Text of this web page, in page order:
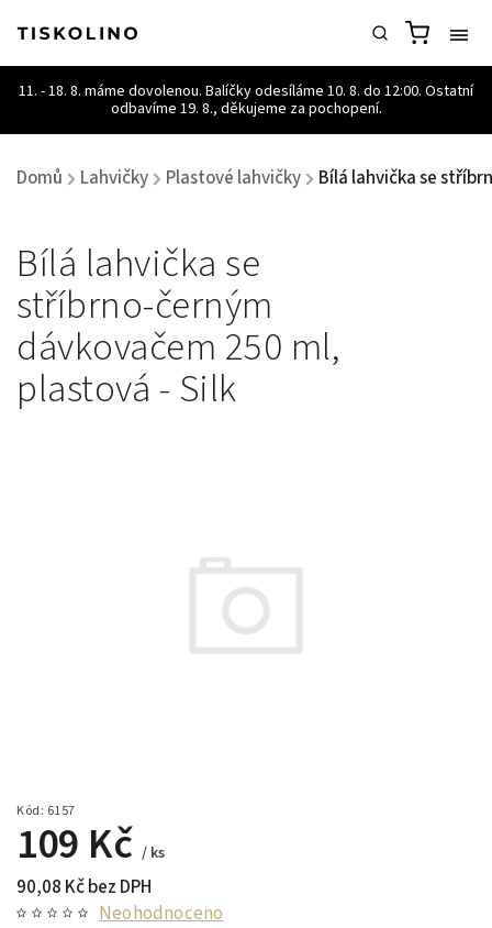
Domů / Lahvičky / Plastové lahvičky / Bílá lahvička se
Bílá lahvička se
stříbrno-černým
dávkovačem 250 ml,
plastová - Silk
Kód: 6157
109 Kč / ks
90,08 Kč bez DPH
Neohodnoceno